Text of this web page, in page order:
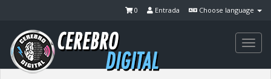
Choose language
Entrada
0